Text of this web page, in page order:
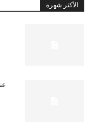
الأكثر شهرة